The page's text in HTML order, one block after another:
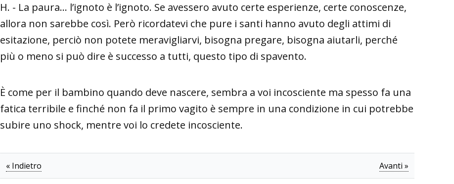
H. - La paura… l’ignoto è l’ignoto. Se avessero avuto certe esperienze, certe conoscenze,
allora non sarebbe così. Però ricordatevi che pure i santi hanno avuto degli attimi di
esitazione, perciò non potete meravigliarvi, bisogna pregare, bisogna aiutarli, perché
più o meno si può dire è successo a tutti, questo tipo di spavento.
È come per il bambino quando deve nascere, sembra a voi incosciente ma spesso fa una
fatica terribile e finché non fa il primo vagito è sempre in una condizione in cui potrebbe
subire uno shock, mentre voi lo credete incosciente.
« Indietro Avanti »